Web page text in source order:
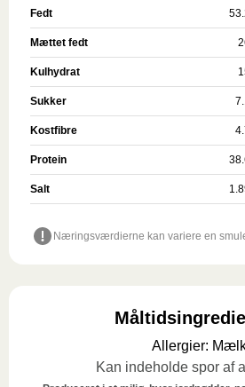
Fedt
Mættet fedt
Kulhydrat
Sukker
Kostfibre
Protein
Salt
Næringsværdierne kan variere en
Allergier:
Kan indeholde spor af